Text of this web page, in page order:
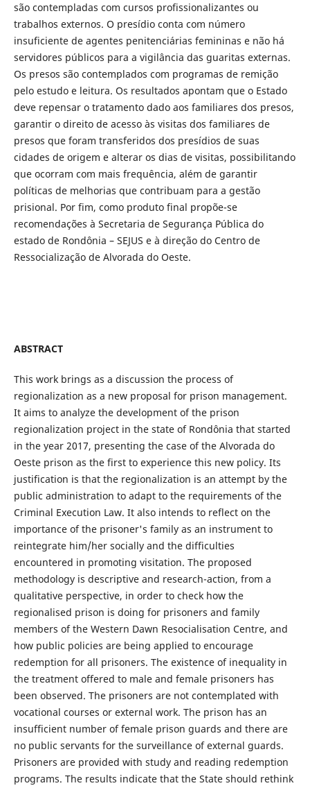
são contempladas com cursos profissionalizantes ou
trabalhos externos. O presídio conta com número
insuficiente de agentes penitenciárias femininas e não há
servidores públicos para a vigilância das guaritas externas.
Os presos são contemplados com programas de remição
pelo estudo e leitura. Os resultados apontam que o Estado
deve repensar o tratamento dado aos familiares dos presos,
garantir o direito de acesso às visitas dos familiares de
presos que foram transferidos dos presídios de suas
cidades de origem e alterar os dias de visitas, possibilitando
que ocorram com mais frequência, além de garantir
políticas de melhorias que contribuam para a gestão
prisional. Por fim, como produto final propõe-se
recomendações à Secretaria de Segurança Pública do
estado de Rondônia – SEJUS e à direção do Centro de
Ressocialização de Alvorada do Oeste.
ABSTRACT
This work brings as a discussion the process of
regionalization as a new proposal for prison management.
It aims to analyze the development of the prison
regionalization project in the state of Rondônia that started
in the year 2017, presenting the case of the Alvorada do
Oeste prison as the first to experience this new policy. Its
justification is that the regionalization is an attempt by the
public administration to adapt to the requirements of the
Criminal Execution Law. It also intends to reflect on the
importance of the prisoner's family as an instrument to
reintegrate him/her socially and the difficulties
encountered in promoting visitation. The proposed
methodology is descriptive and research-action, from a
qualitative perspective, in order to check how the
regionalised prison is doing for prisoners and family
members of the Western Dawn Resocialisation Centre, and
how public policies are being applied to encourage
redemption for all prisoners. The existence of inequality in
the treatment offered to male and female prisoners has
been observed. The prisoners are not contemplated with
vocational courses or external work. The prison has an
insufficient number of female prison guards and there are
no public servants for the surveillance of external guards.
Prisoners are provided with study and reading redemption
programs. The results indicate that the State should rethink